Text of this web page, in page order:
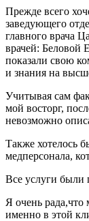
Прежде всего
заведующего
главного врача
врачей: Беловой
показали свою
и знания на
Учитывая сам
мой восторг,
невозможно
Также хотелось
медперсонала,
Все услуги были
Я очень рада,что
именно в этой